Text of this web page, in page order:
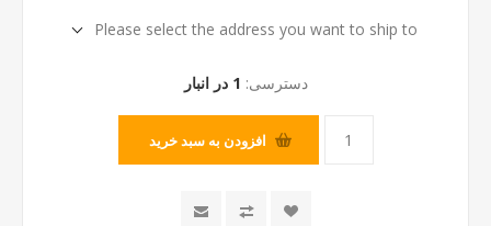
Please select the address you want to ship to
دسترسی: 1 در انبار
افزودن به سبد خرید